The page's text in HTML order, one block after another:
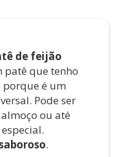
de feijão
patê que tenho
é um
Pode ser
ou até
.